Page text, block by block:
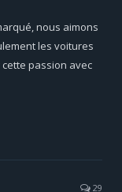
nous aimons
les voitures
passion avec
29